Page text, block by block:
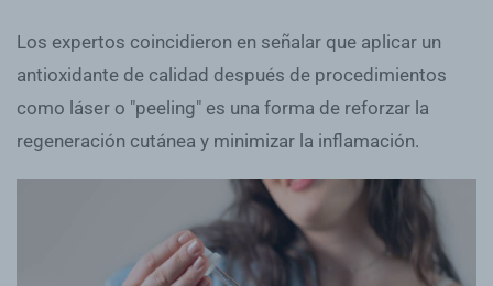
Los expertos coincidieron en señalar que aplicar un
antioxidante de calidad después de procedimientos
como láser o "peeling" es una forma de reforzar la
regeneración cutánea y minimizar la inflamación.